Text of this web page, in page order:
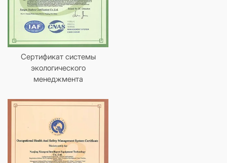
Сертификат системы
экологического
менеджмента